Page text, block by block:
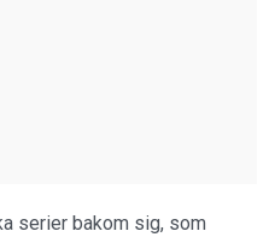
serier bakom sig, som